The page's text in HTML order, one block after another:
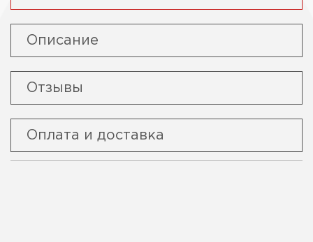
Описание
Отзывы
Оплата и доставка